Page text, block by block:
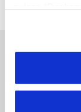
son
por tanto no se
más
Gestiones